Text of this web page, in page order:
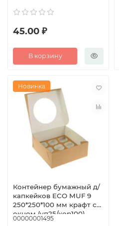
45.00 ₽
В корзину
Новинка
Контейнер бумажный д/
капкейков ECO MUF 9
250*250*100 мм крафт с
окном (уп25/кор100)
00000001495